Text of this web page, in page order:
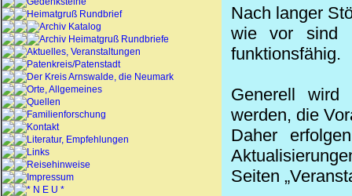
Heimatgruß Rundbrief
Archiv Katalog
Archiv Heimatgruß Rundbriefe
Aktuelles, Veranstaltungen
Patenkreis/Patenstadt
Der Kreis Arnswalde, die Neumark
Orte, Allgemeines
Quellen
Familienforschung
Kontakt
Literatur, Empfehlungen
Links
Reisehinweise
Impressum
* N E U *
Nach langer
wie vor sind
funktionsfähig.
Generell wird
werden, die
Daher
Seiten